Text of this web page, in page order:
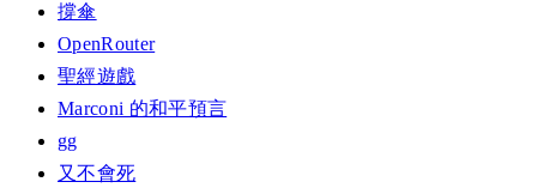
撐傘
OpenRouter
聖經遊戲
Marconi 的和平預言
gg
又不會死